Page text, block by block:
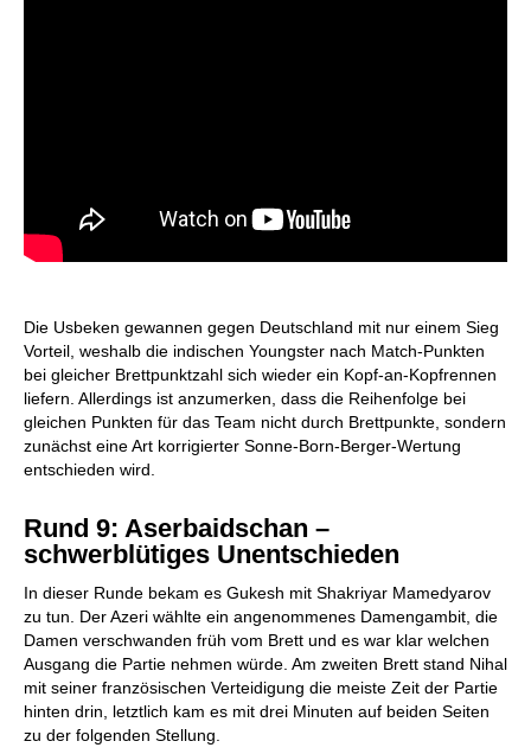
Die Usbeken gewannen gegen Deutschland mit nur einem Sieg
Vorteil, weshalb die indischen Youngster nach Match-Punkten
bei gleicher Brettpunktzahl sich wieder ein Kopf-an-Kopfrennen
liefern. Allerdings ist anzumerken, dass die Reihenfolge bei
gleichen Punkten für das Team nicht durch Brettpunkte, sondern
zunächst eine Art korrigierter Sonne-Born-Berger-Wertung
entschieden wird.
Rund 9: Aserbaidschan –
schwerblütiges Unentschieden
In dieser Runde bekam es Gukesh mit Shakriyar Mamedyarov
zu tun. Der Azeri wählte ein angenommenes Damengambit, die
Damen verschwanden früh vom Brett und es war klar welchen
Ausgang die Partie nehmen würde. Am zweiten Brett stand Nihal
mit seiner französischen Verteidigung die meiste Zeit der Partie
hinten drin, letztlich kam es mit drei Minuten auf beiden Seiten
zu der folgenden Stellung.